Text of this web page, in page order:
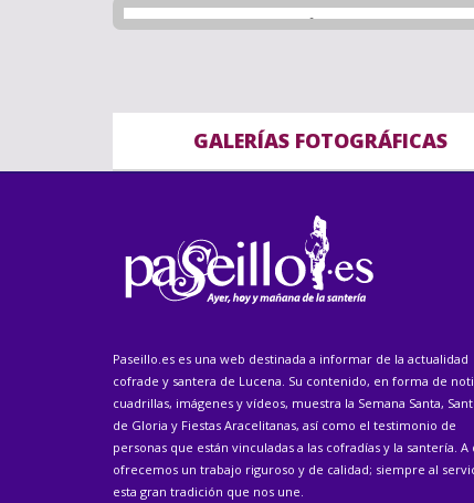
GALERÍAS FOTOGRÁFICAS
Paseillo.es es una web destinada a informar de la actualidad
cofrade y santera de Lucena. Su contenido, en forma de
cuadrillas, imágenes y vídeos, muestra la Semana Santa,
de Gloria y Fiestas Aracelitanas, así como el testimonio de
personas que están vinculadas a las cofradías y la santería. A
ofrecemos un trabajo riguroso y de calidad; siempre al
esta gran tradición que nos une.